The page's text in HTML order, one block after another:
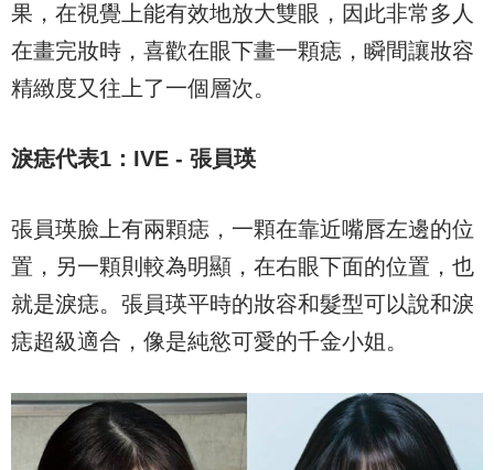
果，在視覺上能有效地放大雙眼，因此非常多人
在畫完妝時，喜歡在眼下畫一顆痣，瞬間讓妝容
精緻度又往上了一個層次。
淚痣代表1 ： IVE - 張員瑛
張員瑛臉上有兩顆痣，一顆在靠近嘴唇左邊的位
置，另一顆則較為明顯，在右眼下面的位置，也
就是淚痣。張員瑛平時的妝容和髮型可以說和淚
痣超級適合，像是純慾可愛的千金小姐。